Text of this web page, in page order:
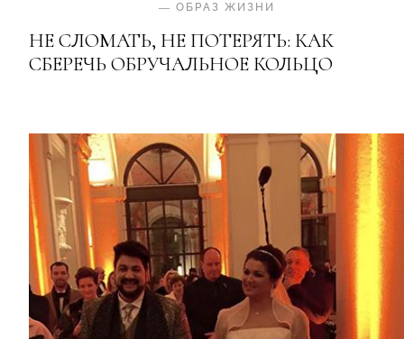
— ОБРАЗ ЖИЗНИ
НЕ СЛОМАТЬ, НЕ ПОТЕРЯТЬ: КАК
СБЕРЕЧЬ ОБРУЧАЛЬНОЕ КОЛЬЦО